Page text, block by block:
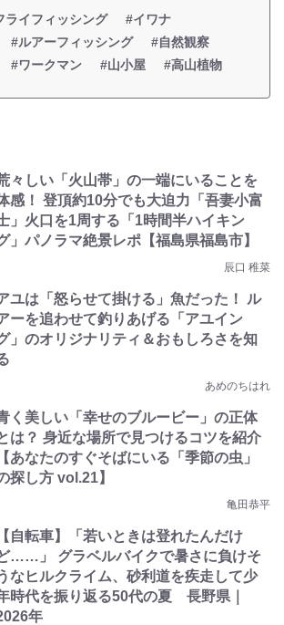
ライフィッシング
#イワナ
#ルアーフィッシング
#自然観察
#ワークマン #山小屋 #高山植物
々しい「火山帯」の一端にいることを
感！ 登頂約10分でも大迫力「吾妻小富
」火口を1周する「1時間半ハイキン
」パノラマ絶景レポ【福島県福島市】
辰口 稚菜
ユは「怒らせて掛ける」魚だった！ ル
ーを追わせて釣りあげる「アユイン
」のオリジナリティ＆おもしろさを知
あめのちはれ
く美しい「幸せのブルービー」の正体
は？ 身近な場所で見つけるコツを紹介
【あなたのすぐそばにいる「季節の虫」
探し方 vol.21】
亀田恭平
【自転車】「若いときは登れたんだけ
……」 グラベルバイクで暑さに負けそ
なヒルクライム、砂利道を疾走して少
時代を振り返る50代の夏 長野県｜
年